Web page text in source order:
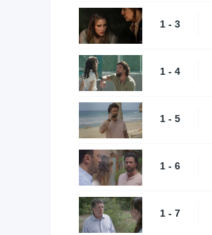
1 - 3
1 - 4
1 - 5
1 - 6
1 - 7